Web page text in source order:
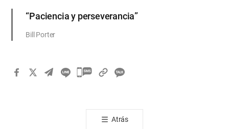
“Paciencia y perseverancia”
Bill Porter
카
톡
공
Atrás